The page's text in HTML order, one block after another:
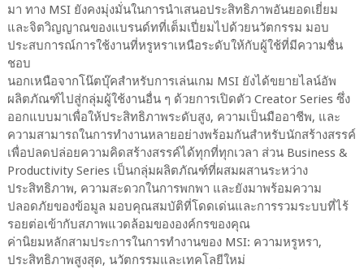
มา ทาง MSI ยังคงมุ่งมั่นในการนำเสนอประสิทธิภาพอันยอดเยี่ยม
และจิตวิญญาณของแบรนด์ทที่เต็มเปี่ยมไปด้วยนวัตกรรม มอบ
ประสบการณ์การใช้งานที่หรูหราเหนือระดับให้กับผู้ใช้ที่มีความชื่น
ชอบ
นอกเหนือจากโน๊ตบุ๊คสำหรับการเล่นเกม MSI ยังได้ขยายไลน์อัพ
ผลิตภัณฑ์ไปสู่กลุ่มผู้ใช้งานอื่น ๆ ด้วยการเปิดตัว Creator Series ซึ่ง
ออกแบบมาเพื่อให้ประสิทธิภาพระดับสูง, ความเป็นมืออาชีพ, และ
ความสามารถในการทำงานหลายอย่างพร้อมกันสำหรับนักสร้างสรรค์
เพื่อปลดปล่อยความคิดสร้างสรรค์ได้ทุกที่ทุกเวลา ส่วน Business &
Productivity Series เป็นกลุ่มผลิตภัณฑ์ที่ผสมผสานระหว่าง
ประสิทธิภาพ, ความสะดวกในการพกพา และยังมาพร้อมความ
ปลอดภัยของข้อมูล มอบคุณสมบัติที่โดดเด่นและการรวมระบบที่ไร้
รอยต่อเข้ากับสภาพแวดล้อมขององค์กรของคุณ
ค่านิยมหลักสามประการในการทำงานของ MSI: ความหรูหรา,
ประสิทธิภาพสูงสุด, นวัตกรรมและเทคโลยีใหม่